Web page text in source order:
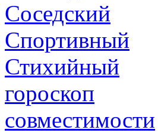
Соседский
Спортивный
Стихийный
гороскоп
совместимости